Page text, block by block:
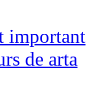
important
de arta